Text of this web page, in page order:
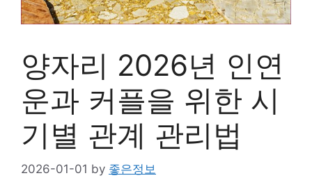
양자리 2026년 인연
운과 커플을 위한 시
기별 관계 관리법
2026-01-01 by 좋은정보